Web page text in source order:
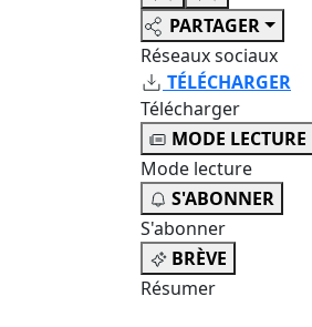
PARTAGER
Réseaux sociaux
TÉLÉCHARGER
Télécharger
MODE LECTURE
Mode lecture
S'ABONNER
S'abonner
BRÈVE
Résumer